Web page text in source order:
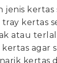
kertas
tray kertas
atau
agar
kertas